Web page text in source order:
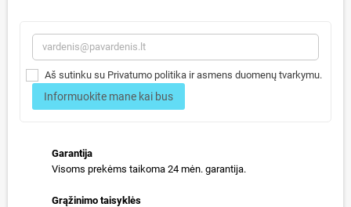
Aš sutinku su Privatumo politika ir asmens duomenų tvarkymu.
Informuokite mane kai bus
Garantija
Visoms prekėms taikoma 24 mėn. garantija.
Grąžinimo taisyklės